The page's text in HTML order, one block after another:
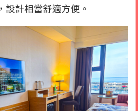
設計相當舒適方便。